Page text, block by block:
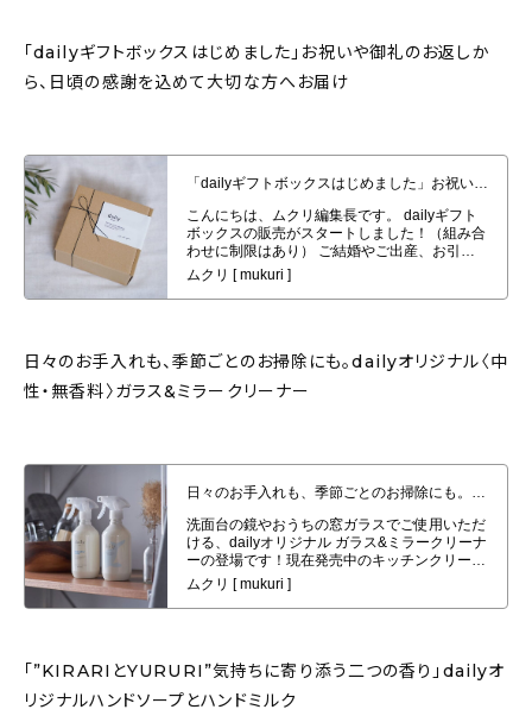
「dailyギフトボックスはじめました」お祝いや御礼のお返しか
ら、日頃の感謝を込めて大切な方へお届け
「dailyギフトボックスはじめました」お祝いや御礼のお返しから、日頃の感
謝を込めて大切な方へお届け
日々のお手入れも、季節ごとのお掃除にも。dailyオリジナル〈中
性・無香料〉ガラス&ミラークリーナー
日々のお手入れも、季節ごとのお掃除にも。dailyオリジナル〈中性・無香
料〉ガラス&ミラークリーナー
「”KIRARIとYURURI”気持ちに寄り添う二つの香り」dailyオ
リジナルハンドソープとハンドミルク